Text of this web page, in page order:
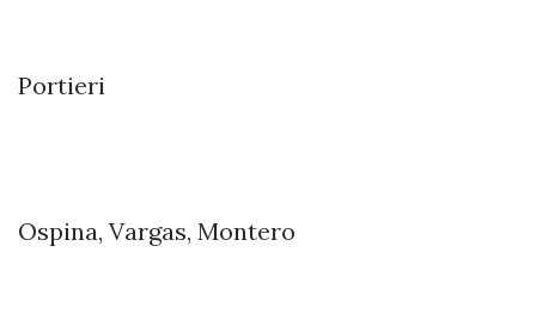
Portieri
Ospina, Vargas, Montero